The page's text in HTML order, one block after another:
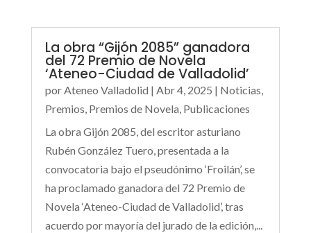
La obra “Gijón 2085” ganadora
del 72 Premio de Novela
‘Ateneo-Ciudad de Valladolid’
porAteneo Valladolid | Abr 4, 2025 | Noticias,
Premios, Premios de Novela, Publicaciones
La obra Gijón 2085, del escritor asturiano
Rubén González Tuero, presentada a la
convocatoria bajo el pseudónimo ‘Froilán’, se
ha proclamado ganadora del 72 Premio de
Novela ‘Ateneo-Ciudad de Valladolid’, tras
acuerdo por mayoría del jurado de la edición,...